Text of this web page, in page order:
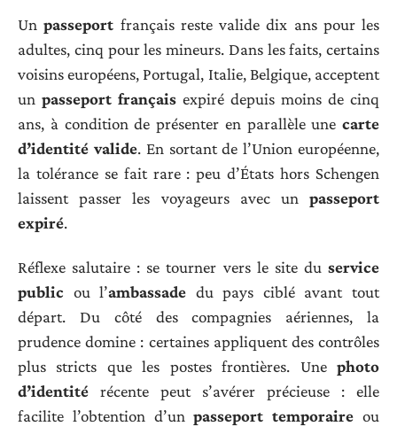
Unpasseport français reste valide dix ans pour les
adultes, cinq pour les mineurs. Dans les faits, certains
voisins européens, Portugal, Italie, Belgique, acceptent
un passeport français expiré depuis moins de cinq
ans, à condition de présenter en parallèle une carte
d’identité valide. En sortant de l’Union européenne,
la tolérance se fait rare : peu d’États hors Schengen
laissent passer les voyageurs avec un passeport
expiré.
Réflexe salutaire : se tourner vers le site du service
public ou l’ambassade du pays ciblé avant tout
départ. Du côté des compagnies aériennes, la
prudence domine : certaines appliquent des contrôles
plus stricts que les postes frontières. Une photo
d’identité récente peut s’avérer précieuse : elle
facilite l’obtention d’unpasseport temporaire ou